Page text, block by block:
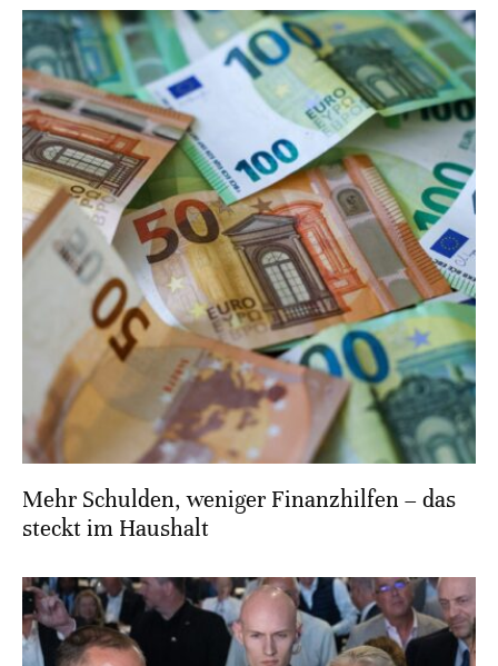
Mehr Schulden, weniger Finanzhilfen – das
steckt im Haushalt